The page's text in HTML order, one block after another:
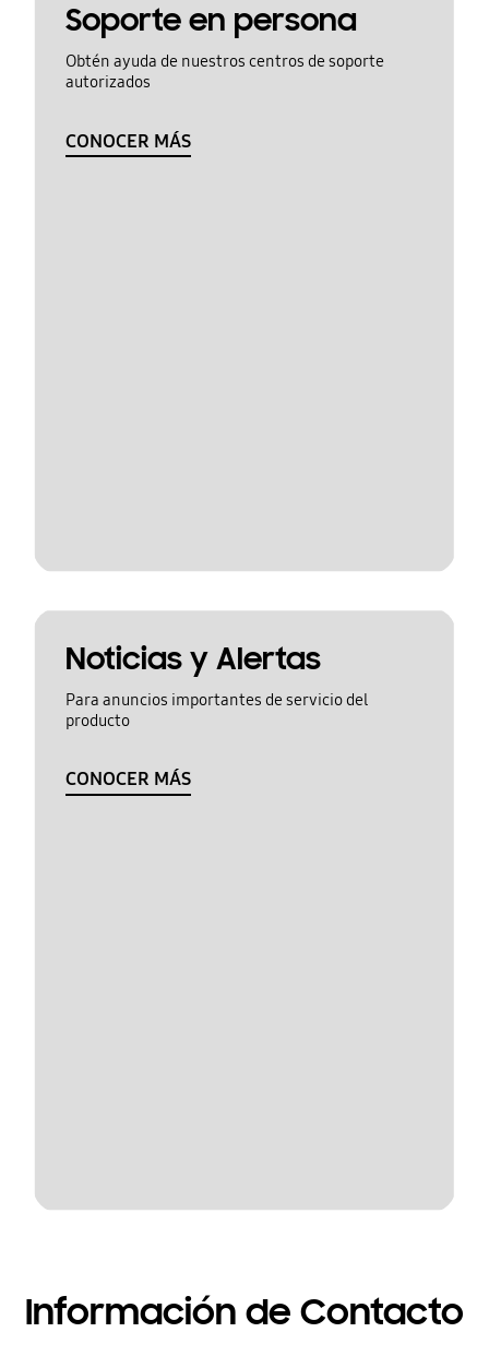
Soporte en persona
Obtén ayuda de nuestros centros de soporte
autorizados
CONOCER MÁS
Noticias y Alertas
Para anuncios importantes de servicio del
producto
CONOCER MÁS
Información de Contacto